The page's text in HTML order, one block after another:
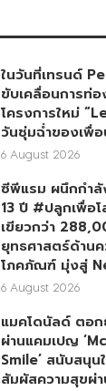
ในวันที่เทรนด์
ขับเคลื่อนการท่อ
โครงการใหม่
วันชุ่มฉ่ำของเพื่
6 August 2026
ซีพีแรม ผนึกกำ
13 ปี #ปลูกเพื่อ
เขียวกว่า
ยุทธศาสตร์ด้าน
โภคภัณฑ์ มุ่งสู่
6 August 2026
แมคโดนัลด์ ตอ
ผ่านแคมเปญ
Smile’ สนับสนุน
สัมผัสความสุขผ่